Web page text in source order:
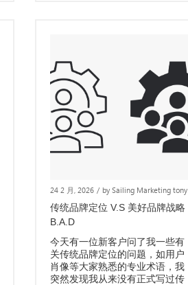
24 2 月, 2026 / by Sailing Marketing tony
传统品牌定位 V.S 美好品牌战略
B.A.D
今天有一位新客户问了我一些有
关传统品牌定位的问题，如用户
肖像等大家熟悉的专业术语，我
突然发现我从来没有正式写过传